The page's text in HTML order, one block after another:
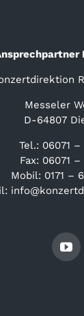
Messeler
D-64807
Tel.: 06071 –
Fax: 06071 –
Mobil: 0171 –